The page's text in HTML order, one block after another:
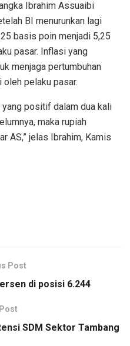
Ibrahim Assuaibi
BI menurunkan lagi
basis poin menjadi 5,25
pasar. Inflasi yang
menjaga pertumbuhan
pelaku pasar.
positif dalam dua kali
maka rupiah
AS,” jelas Ibrahim, Kamis
Post
di posisi 6.244
SDM Sektor Tambang